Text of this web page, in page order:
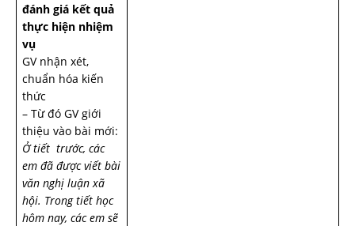
đánh giá kết quả
thực hiện nhiệm
vụ
GV nhận xét,
chuẩn hóa kiến
thức
– Từ đó GV giới
thiệu vào bài mới:
Ở tiết trước, các
em đã được viết bài
văn nghị luận xã
hội. Trong tiết học
hôm nay, các em sẽ